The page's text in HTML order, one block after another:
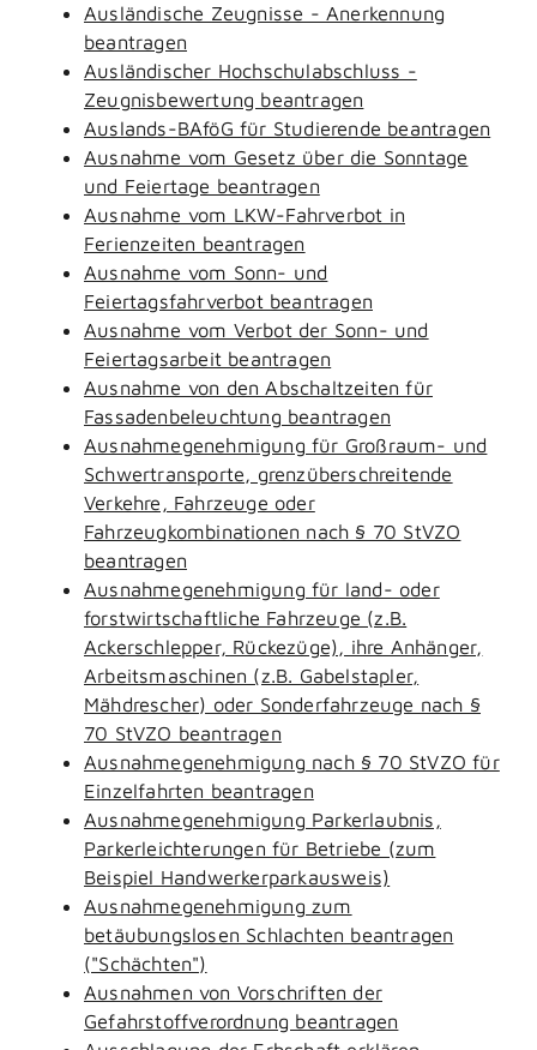
Ausländische Zeugnisse - Anerkennung
beantragen
Ausländischer Hochschulabschluss -
Zeugnisbewertung beantragen
Auslands-BAföG für Studierende beantragen
Ausnahme vom Gesetz über die Sonntage
und Feiertage beantragen
Ausnahme vom LKW-Fahrverbot in
Ferienzeiten beantragen
Ausnahme vom Sonn- und
Feiertagsfahrverbot beantragen
Ausnahme vom Verbot der Sonn- und
Feiertagsarbeit beantragen
Ausnahme von den Abschaltzeiten für
Fassadenbeleuchtung beantragen
Ausnahmegenehmigung für Großraum- und
Schwertransporte, grenzüberschreitende
Verkehre, Fahrzeuge oder
Fahrzeugkombinationen nach § 70 StVZO
beantragen
Ausnahmegenehmigung für land- oder
forstwirtschaftliche Fahrzeuge (z.B.
Ackerschlepper, Rückezüge), ihre Anhänger,
Arbeitsmaschinen (z.B. Gabelstapler,
Mähdrescher) oder Sonderfahrzeuge nach §
70 StVZO beantragen
Ausnahmegenehmigung nach § 70 StVZO für
Einzelfahrten beantragen
Ausnahmegenehmigung Parkerlaubnis,
Parkerleichterungen für Betriebe (zum
Beispiel Handwerkerparkausweis)
Ausnahmegenehmigung zum
betäubungslosen Schlachten beantragen
("Schächten")
Ausnahmen von Vorschriften der
Gefahrstoffverordnung beantragen